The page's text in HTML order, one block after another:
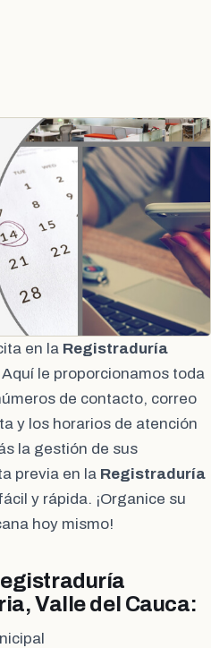
en la Registraduría
Aquí le proporcionamos toda
de contacto, correo
y los horarios de atención
la gestión de sus
previa en la Registraduría
y rápida. ¡Organice su
hoy mismo!
Valle del Cauca: